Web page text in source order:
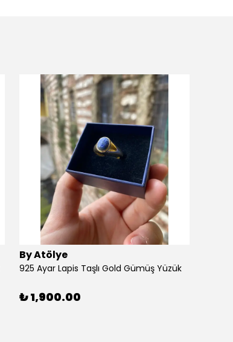
By Atölye
925 Ayar Lapis Taşlı Gold Gümüş Yüzük
₺ 1,900.00